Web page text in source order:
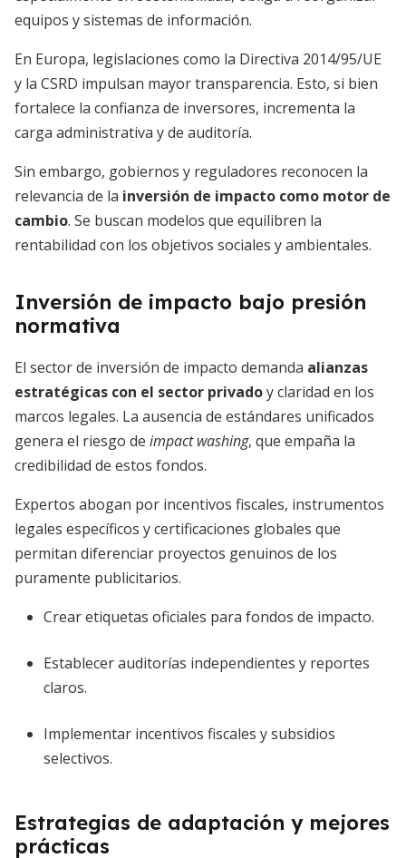
equipos y sistemas de información.
En Europa, legislaciones como la Directiva 2014/95/UE
y la CSRD impulsan mayor transparencia. Esto, si bien
fortalece la confianza de inversores, incrementa la
carga administrativa y de auditoría.
Sin embargo, gobiernos y reguladores reconocen la
relevancia de la inversión de impacto como motor de
cambio. Se buscan modelos que equilibren la
rentabilidad con los objetivos sociales y ambientales.
Inversión de impacto bajo presión
normativa
El sector de inversión de impacto demanda alianzas
estratégicas con el sector privadoy claridad en los
marcos legales. La ausencia de estándares unificados
genera el riesgo de impact washing, que empaña la
credibilidad de estos fondos.
Expertos abogan por incentivos fiscales, instrumentos
legales específicos y certificaciones globales que
permitan diferenciar proyectos genuinos de los
puramente publicitarios.
Crear etiquetas oficiales para fondos de impacto.
Establecer auditorías independientes y reportes
claros.
Implementar incentivos fiscales y subsidios
selectivos.
Estrategias de adaptación y mejores
prácticas